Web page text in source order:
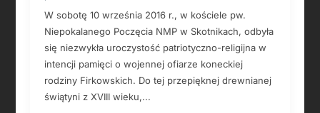
W sobotę 10 września 2016 r., w kościele pw.
Niepokalanego Poczęcia NMP w Skotnikach, odbyła
się niezwykła uroczystość patriotyczno-religijna w
intencji pamięci o wojennej ofiarze koneckiej
rodziny Firkowskich. Do tej przepięknej drewnianej
świątyni z XVIII wieku,...